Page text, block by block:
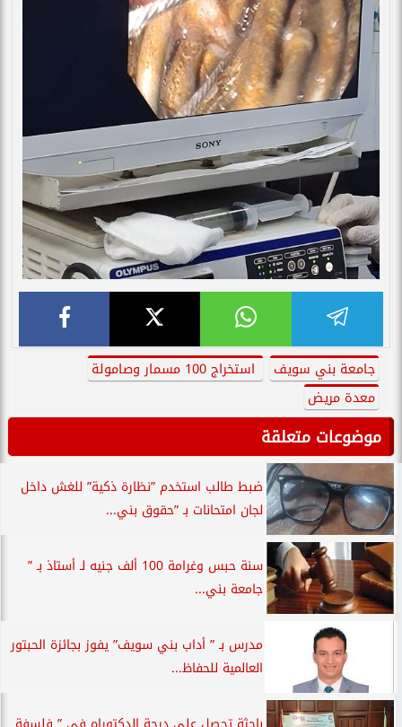
جامعة بني سويف
استخراج 100 مسمار وصامولة
معدة مريض
موضوعات متعلقة
ضبط طالب استخدم ”نظارة ذكية” للغش داخل
لجان امتحانات بـ ”حقوق بني...
سنة حبس وغرامة 100 ألف جنيه لـ أستاذ بـ ”
جامعة بني...
مدرس بـ ” أداب بني سويف” يفوز بجائزة الحبتور
العالمية للحفاظ...